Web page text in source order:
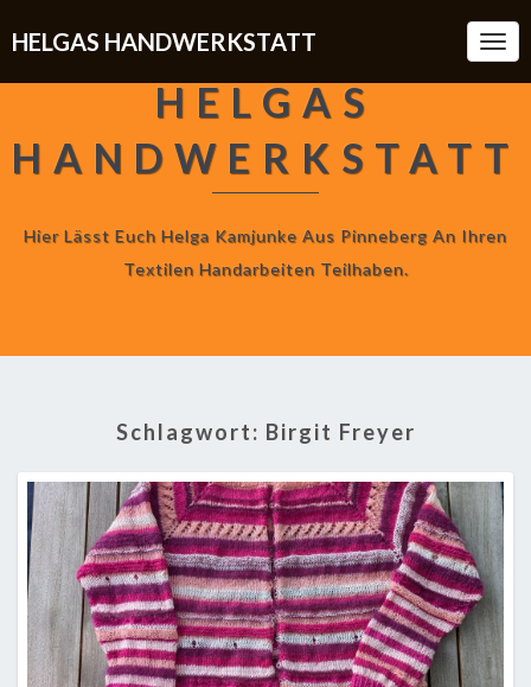
HELGAS HANDWERKSTATT
HELGAS
HANDWERKSTATT
Hier Lässt Euch Helga Kamjunke Aus Pinneberg An Ihren
Textilen Handarbeiten Teilhaben.
Schlagwort: Birgit Freyer